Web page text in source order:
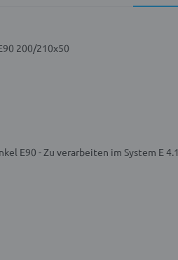
200/210x50
E90 - Zu verarbeiten im System E 4.1